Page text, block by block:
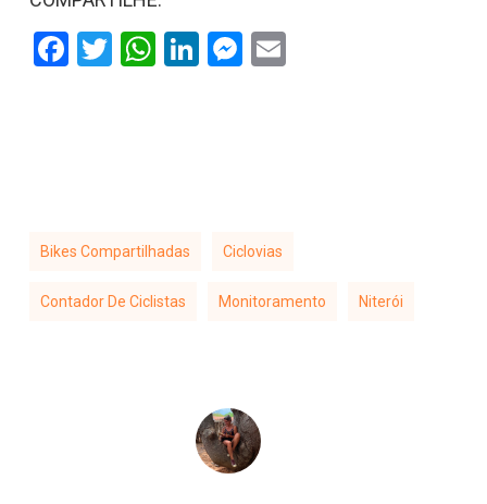
Facebook
Twitter
WhatsApp
LinkedIn
Messenger
Email
Bikes Compartilhadas Ciclovias
Contador De Ciclistas Monitoramento Niterói